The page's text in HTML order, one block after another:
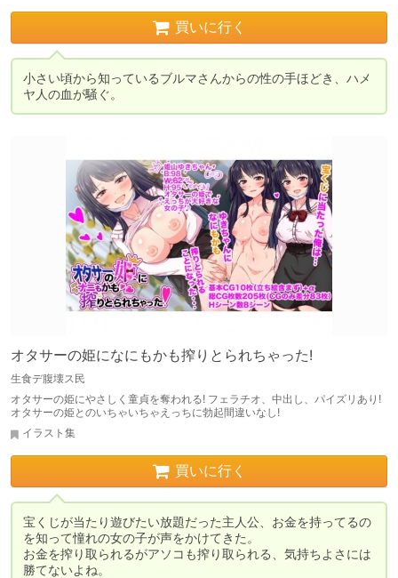
買いに行く
小さい頃から知っているブルマさんからの性の手ほどき、ハメ
オタサーの姫になにもかも搾りとられちゃった!
生食デ腹壊ス民
オタサーの姫にやさしく童貞を奪われる! フェラチオ、中出し、パイズリあり!
オタサーの姫とのいちゃいちゃえっちに勃起間違いなし!
イラスト集
買いに行く
宝くじが当たり遊びたい放題だった主人公、お金を持ってるの
を知って憧れの女の子が声をかけてきた。
お金を搾り取られるがアソコも搾り取られる、気持ちよさには
勝てないよね。